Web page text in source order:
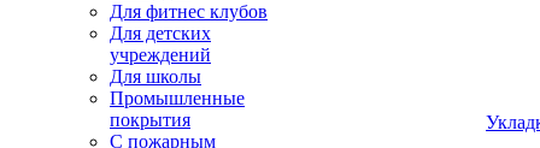
Для фитнес клубов
Для детских
учреждений
Для школы
Промышленные
покрытия
С пожарным